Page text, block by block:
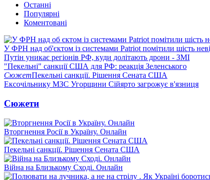
Останні
Популярні
Коментовані
У ФРН над об'єктом із системами Patriot помітили шість
Путін уникає регіонів РФ, куди долітають дрони - ЗМІ
"Пекельні" санкції США для РФ: реакція Зеленського
СюжетПекельні санкції. Рішення Сената США
Ексочільнику МЗС Угорщини Сійярто загрожує в'язниця
Сюжети
Вторгнення Росії в Україну. Онлайн
Пекельні санкції. Рішення Сената США
Війна на Близькому Сході. Онлайн